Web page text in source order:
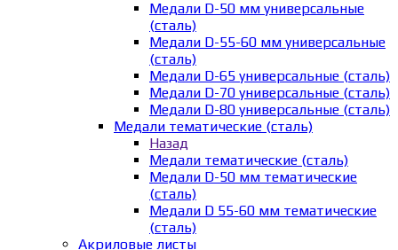
Медали D-50 мм универсальные
(сталь)
Медали D-55-60 мм универсальные
(сталь)
Медали D-65 универсальные (сталь)
Медали D-70 универсальные (сталь)
Медали D-80 универсальные (сталь)
Медали тематические (сталь)
Назад
Медали тематические (сталь)
Медали D-50 мм тематические
(сталь)
Медали D 55-60 мм тематические
(сталь)
Акриловые листы